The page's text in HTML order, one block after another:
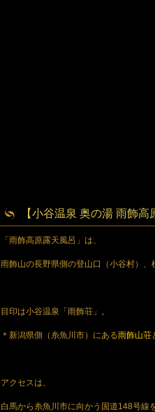
【小谷温泉 奥の湯 雨飾高
「雨飾高原露天風呂」は、
雨飾山の長野県側の登山口（小谷村）、
目印は小谷温泉「雨飾荘」。
＊新潟県側（糸魚川市）にある雨飾山荘
アクセスは、
白馬から糸魚川市に向かう国道148号線